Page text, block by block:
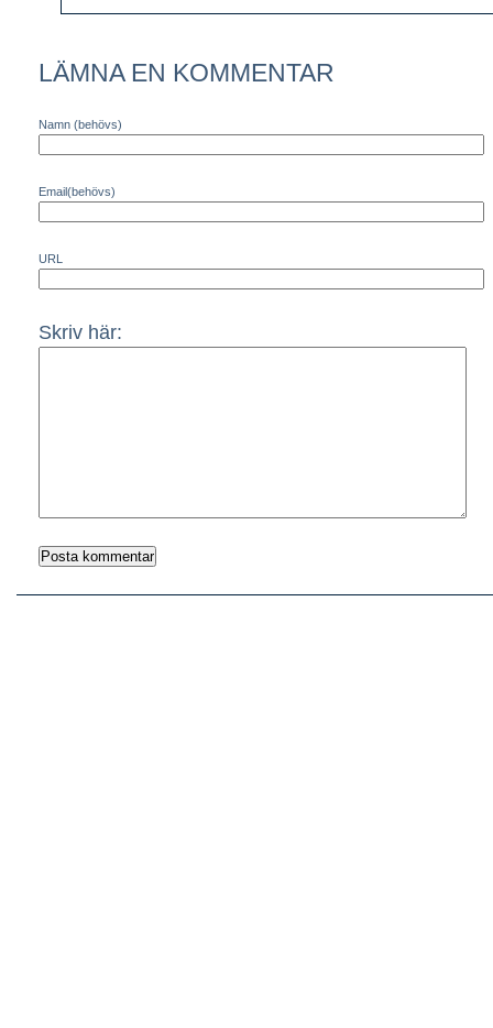
LÄMNA EN KOMMENTAR
Namn (behövs)
Email(behövs)
URL
Skriv här: